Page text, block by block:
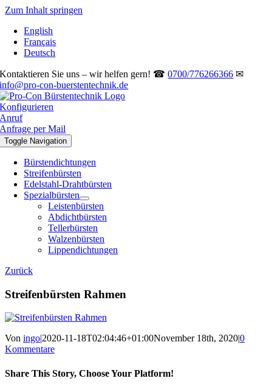
Zum Inhalt springen
English
Français
Deutsch
Kontaktieren Sie uns – wir helfen gern! ☎0700/776266366 ✉
info@pro-con-buerstentechnik.de
Konfigurieren
Anruf
Anfrage per Mail
Toggle Navigation
Bürstendichtungen
Streifenbürsten
Edelstahl-Drahtbürsten
Spezialbürsten
Leistenbürsten
Abdichtbürsten
Tellerbürsten
Walzenbürsten
Lippendichtungen
Zurück
Streifenbürsten Rahmen
Von ingo|2020-11-18T02:04:46+01:00November 18th, 2020|0
Kommentare
Share This Story, Choose Your Platform!